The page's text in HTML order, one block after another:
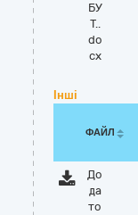
БУ
Т..
do
cx
Інші
ФАЙЛ
До
да
то